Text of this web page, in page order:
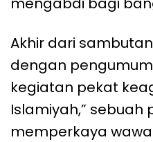
Akhir dari
dengan
kegiatan pekat
Islamiyah,” sebuah
memperkaya